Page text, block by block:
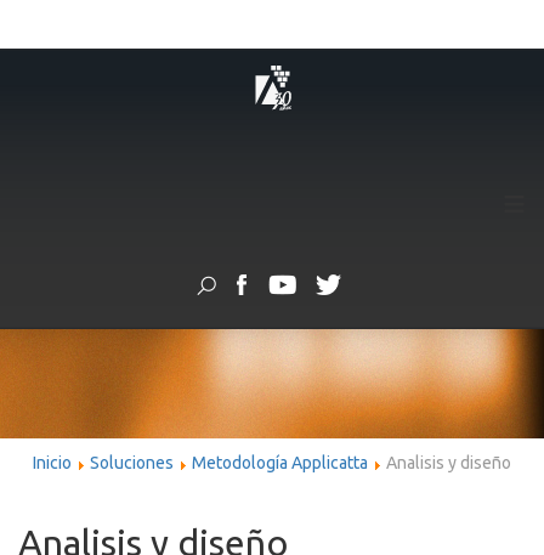
Inicio Soluciones Metodología Applicatta Analisis y diseño
Analisis y diseño